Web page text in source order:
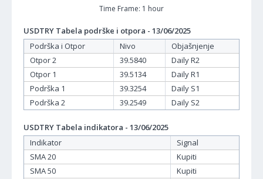
Time Frame: 1 hour
USDTRY Tabela podrške i otpora - 13/06/2025
Podrška i Otpor
Nivo
Objašnjenje
Otpor 2
39.5840
Daily R2
Otpor 1
39.5134
Daily R1
Podrška 1
39.3254
Daily S1
Podrška 2
39.2549 Daily S2
USDTRY Tabela indikatora - 13/06/2025
Indikator
Signal
SMA 20
Kupiti
SMA 50
Kupiti